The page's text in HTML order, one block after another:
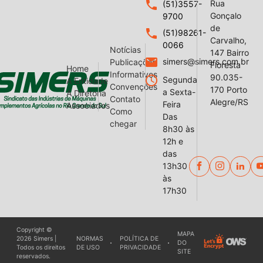
Home
A Entidade
A Diretoria
Associados
Notícias
Publicações
Informativos
Convenções
Contato
Como
chegar
local_phone
(51)3557-
9700
local_phone
(51)98261-
0066
email simers@simers.com.br
query_builder Segunda
a Sexta-
Feira
Das
8h30 às
12h e
das
13h30
às
17h30
Rua
Gonçalo
de
Carvalho,
147 Bairro
Floresta
90.035-
170 Porto
Alegre/RS
Copyright ©
2026 Simers |
Todos os direitos
reservados.
NORMAS
DE USO
POLÍTICA DE
PRIVACIDADE
MAPA
DO
SITE